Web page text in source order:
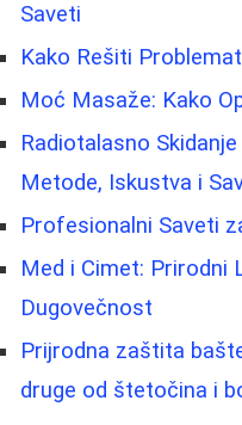
Saveti
Kako Rešiti
Moć Masaže: Kako
Radiotalasno
Metode, Iskustva i
Profesionalni Saveti
Med i Cimet: Prirodni
Dugovečnost
Prijrodna zaštita
druge od štetočina i